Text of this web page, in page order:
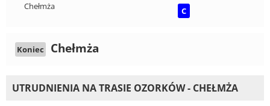
Chełmża
C
Koniec Chełmża
UTRUDNIENIA NA TRASIE OZORKÓW - CHEŁMŻA